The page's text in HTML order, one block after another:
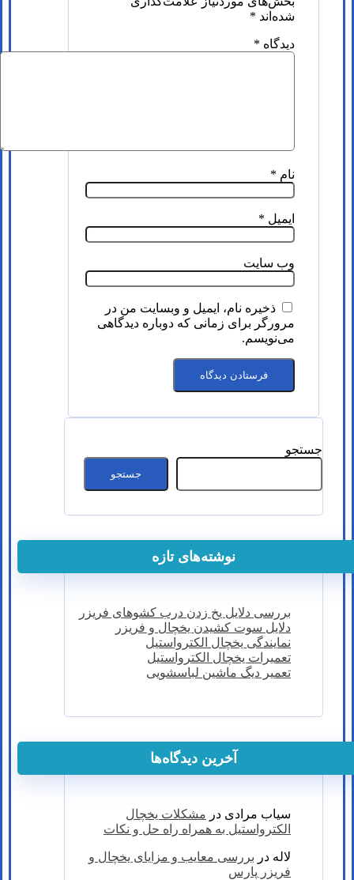
شده‌اند *
دیدگاه *
نام *
ایمیل *
وب‌ سایت
ذخیره نام، ایمیل و وبسایت من در
مرورگر برای زمانی که دوباره دیدگاهی
می‌نویسم.
جستجو
جستجو
نوشته‌های تازه
بررسی دلایل یخ زدن درب کشوهای فریزر
دلایل سوت کشیدن یخچال و فریزر
نمایندگی یخچال الکترواستیل
تعمیرات یخچال الکترواستیل
تعمیر دیگ ماشین لباسشویی
آخرین دیدگاه‌ها
سیاب مرادی در مشکلات یخچال
الکترواستیل به همراه راه حل و نکات
لاله در بررسی معایب و مزایای یخچال و
فریزر پارس